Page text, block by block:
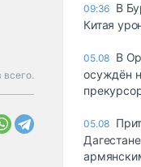
всего.
09:36 В
Китая
05.08 В
осуждён
05.08